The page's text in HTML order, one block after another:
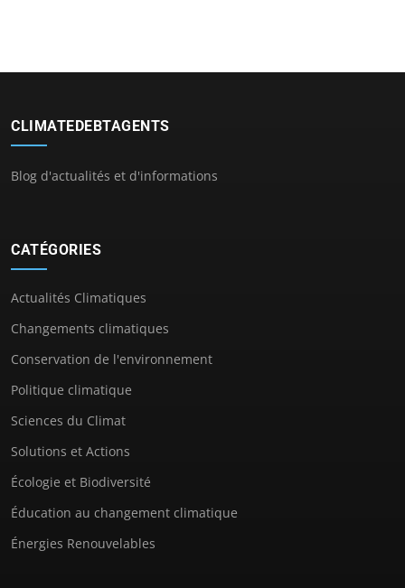
CLIMATEDEBTAGENTS
Blog d'actualités et d'informations
CATÉGORIES
Actualités Climatiques
Changements climatiques
Conservation de l'environnement
Politique climatique
Sciences du Climat
Solutions et Actions
Écologie et Biodiversité
Éducation au changement climatique
Énergies Renouvelables